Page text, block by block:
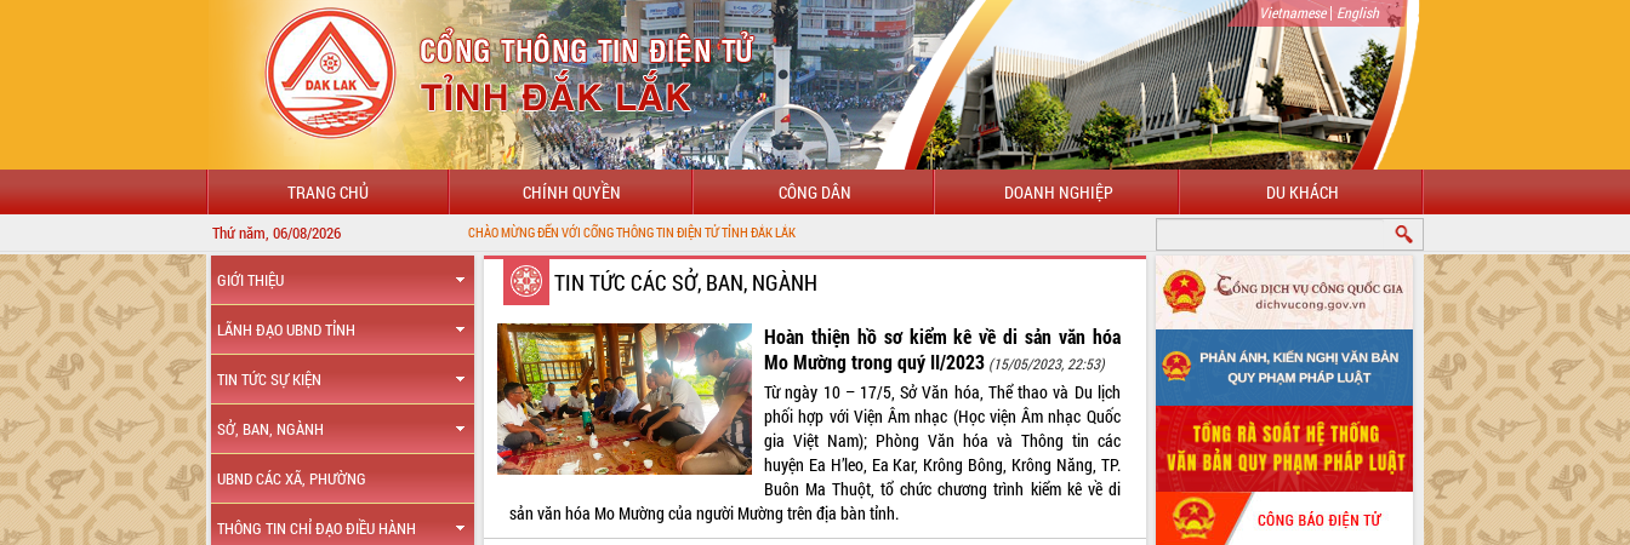
Vietnamese| English
TRANG CHỦ CHÍNH QUYỀN CÔNG DÂN DOANH NGHIỆP DU KHÁCH
Thứ năm, 06/08/2026 CHÀO MỪNG ĐẾN VỚI CỔNG THÔNG TIN ĐIỆN TỬ TỈNH ĐẮK LẮK
GIỚI THIỆU
LÃNH ĐẠO UBND TỈNH
TIN TỨC SỰ KIỆN
SỞ, BAN, NGÀNH
UBND CÁC XÃ, PHƯỜNG
THÔNG TIN CHỈ ĐẠO ĐIỀU HÀNH
TIN TỨC CÁC SỞ, BAN, NGÀNH
Hoàn thiện hồ sơ kiểm kê về di sản văn hóa
Mo Mường trong quý II/2023 (15/05/2023, 22:53)
Từ ngày 10 – 17/5, Sở Văn hóa, Thể thao và Du lịch
phối hợp với Viện Âm nhạc (Học viện Âm nhạc Quốc
gia Việt Nam); Phòng Văn hóa và Thông tin các
huyện Ea H’leo, Ea Kar, Krông Bông, Krông Năng, TP.
Buôn Ma Thuột, tổ chức chương trình kiểm kê về di
sản văn hóa Mo Mường của người Mường trên địa bàn tỉnh.